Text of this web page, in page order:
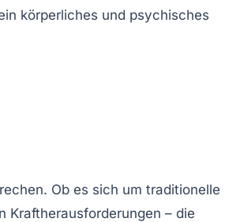
körperliches und psychisches
Ob es sich um traditionelle
Kraftherausforderungen – die